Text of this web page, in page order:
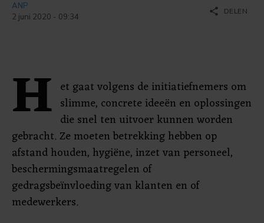
ANP
2 juni 2020 - 09:34
share DELEN
H et gaat volgens de initiatiefnemers om
slimme, concrete ideeën en oplossingen
die snel ten uitvoer kunnen worden
gebracht. Ze moeten betrekking hebben op
afstand houden, hygiëne, inzet van personeel,
beschermingsmaatregelen of
gedragsbeïnvloeding van klanten en of
medewerkers.